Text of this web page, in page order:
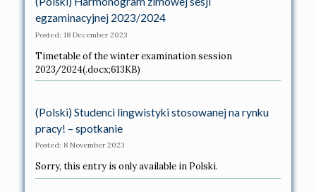
egzaminacyjnej 2023/2024
Posted: 18 December 2023
Timetable of the winter examination session
2023/2024(.docx;613KB)
(Polski) Studenci lingwistyki stosowanej na rynku
pracy! – spotkanie
Posted: 8 November 2023
Sorry, this entry is only available in Polski.